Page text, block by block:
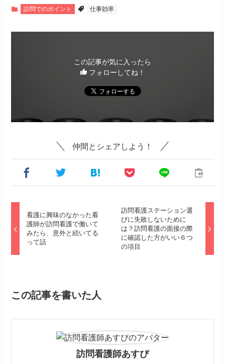
訪問でのポイント 仕事効率
この記事が気に入ったら
フォローしてね！
仲間とシェアしよう！
看護に興味のなかった看
護師が訪問看護で働いて
みたら、意外と続いてる
って話
訪問看護ステーション選
びに失敗しないために
は？訪問看護の面接の際
に確認した方がいい６つ
の項目
この記事を書いた人
訪問看護師あすぴ